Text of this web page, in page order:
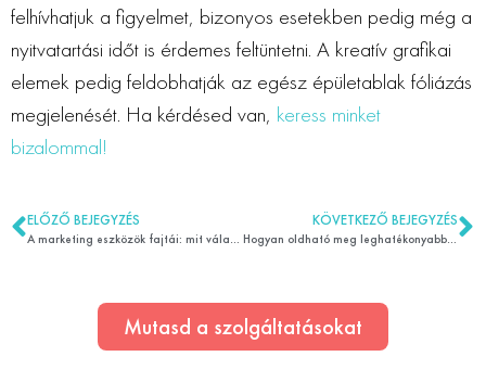
felhívhatjuk a figyelmet, bizonyos esetekben pedig még a
nyitvatartási időt is érdemes feltüntetni. A kreatív grafikai
elemek pedig feldobhatják az egész épületablak fóliázás
megjelenését. Ha kérdésed van, keress minket
bizalommal!
ELŐZŐ BEJEGYZÉS KÖVETKEZŐ BEJEGYZÉS
Hogyan oldható meg leghatékonyabban a hirdetőplakát készítése?
Mutasd a szolgáltatásokat